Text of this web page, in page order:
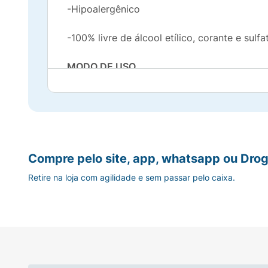
-Hipoalergênico
-100% livre de álcool etílico, corante e
MODO DE USO
Coloque uma pequena quantidade do
Enxágue em seguida.
PRECAUÇÕES
Mantenha fora do alcance das crianças.
Compre pelo site, app, whatsapp ou
Retire na loja com agilidade e sem passar pelo caixa.